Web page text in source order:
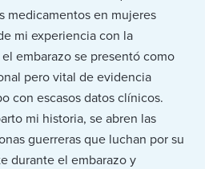
medicamentos en mujeres
mi experiencia con la
embarazo se presentó como
pero vital de evidencia
con escasos datos clínicos.
mi historia, se abren las
guerreras que luchan por su
durante el embarazo y